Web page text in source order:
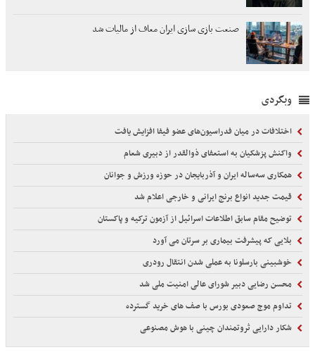
صنعت بازی سازی ایران معاف از مالیات شد
وبگردی
اختلافات در میان فدراسیون‌های عضو فیفا افزایش یافت
واکنش پزشکیان به استعفای ذوالقدر از دبیری شعام
همکاری سه‌ساله ایران و آذربایجان در حوزه ورزش و جوانان
قیمت جدید انواع برنج ایرانی و خارجی اعلام شد
توضیح مقام سابق اطلاعات اسرائیل از آزمون ترکیه و پاکستان
بلایی که پیشرفت بیماری بر سرتان می آورد
خوشبینی بارسلونا به عملی شدن انتقال رودری
محسن رضایی دبیر شورای عالی امنیت ملی شد
تداوم موج صعودی بورس با صف های خرید گسترده
شکار دارایی ثروتمندان چینی با هوش مصنوعی